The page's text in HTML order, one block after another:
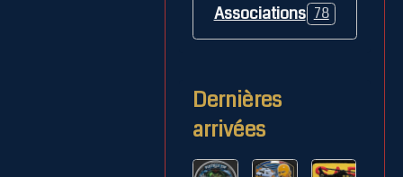
Associations 78
Dernières
arrivées